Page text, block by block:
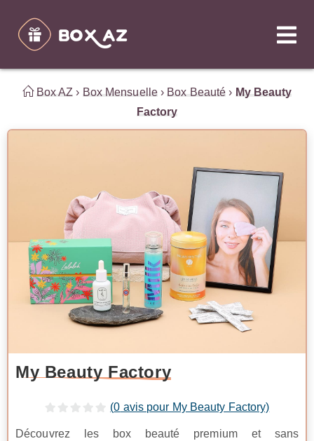
Box AZ › Box Mensuelle› Box Beauté › My Beauty
Factory
My Beauty Factory
(0 avis pour My Beauty Factory)
Découvrez les box beauté premium et sans